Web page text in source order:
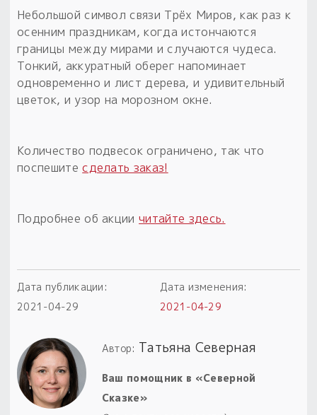
Рода.Духи-Хозяева» с колодами
толковники со значениями, раскладами,
толкованиями колод
Узнать
Пыльный сундучок
большое обновление
Новинки
Безоплатная доставка
на заказ от 4 тыс. руб. со скидкой
Оберег в подарок
к заказу от 3 тыс. руб.
Небольшой символ связи Трёх Миров, как раз к
осенним праздникам, когда истончаются
границы между мирами и случаются чудеса.
Тонкий, аккуратный оберег напоминает
одновременно и лист дерева, и удивительный
цветок, и узор на морозном окне.
Количество подвесок ограничено, так что
поспешитесделать заказ!
Подробнее об акциичитайте здесь.
Дата публикации:
2021-04-29
Дата изменения:
2021-04-29
Автор: Татьяна Северная
Ваш помощник в «Северной
Сказке»